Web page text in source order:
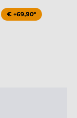
€ +69,90*